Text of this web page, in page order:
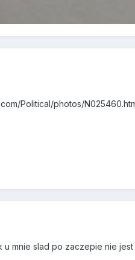
Political/photos/
u mnie slad po zaczepie nie